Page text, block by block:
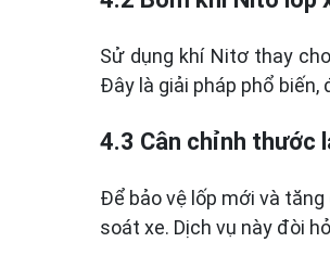
Sử dụng khí Nitơ thay
Đây là giải pháp phổ
4.3 Cân chỉnh thước
Để bảo vệ lốp mới và tăng
soát xe. Dịch vụ này đòi